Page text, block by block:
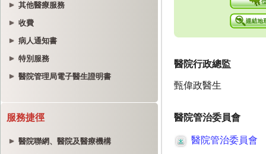
其他醫療服務
收費
病人通知書
特別服務
醫院管理局電子醫生證明書
服務捷徑
醫院聯網、醫院及醫療機構